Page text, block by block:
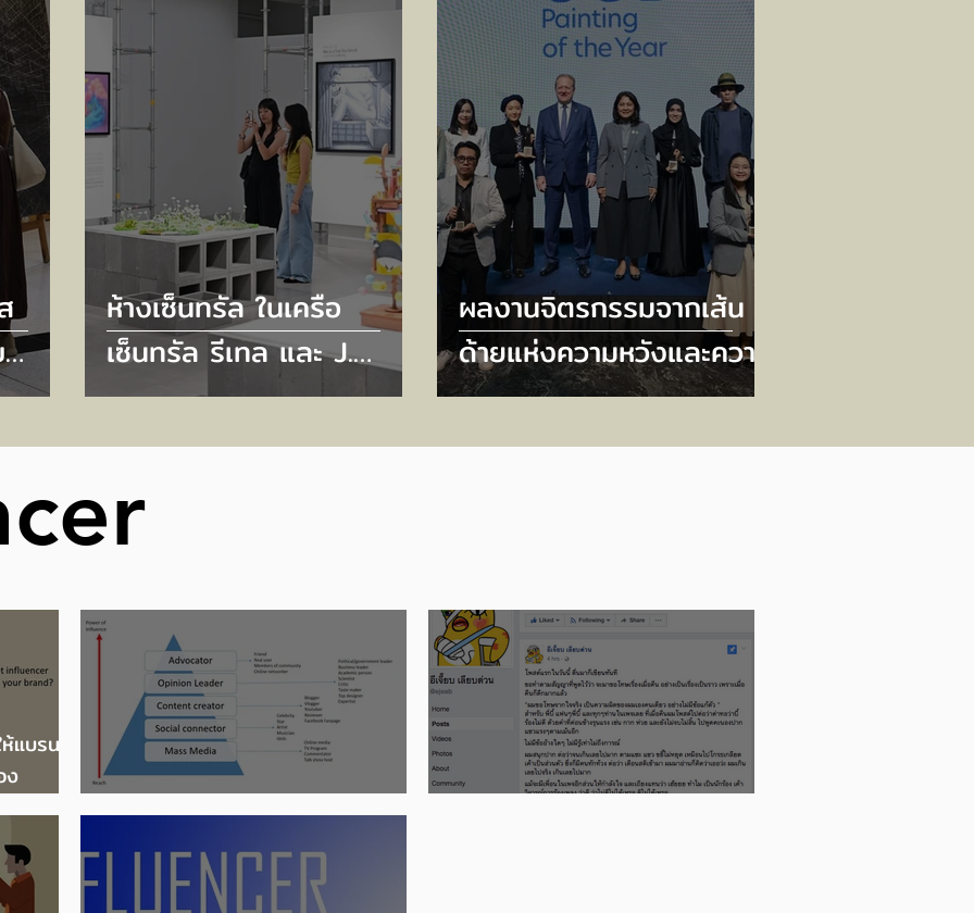
าร
ห่ง
ห้างเซ็นทรัล ในเครือ
เซ็นทรัล รีเทล และ J.
FRONT RETAILING จัด
งานประกาศผลรอบชิงชนะ
AWARD 2025’
ผลงานจิตรกรรมจากเส้น
ด้ายแห่งความหวังและความ
กลมเกลียว ดุอาอ์ (วิงวอน
ขอพร) คว้ารางวัล UOB
บรนด์
ง
การเลือก KOL